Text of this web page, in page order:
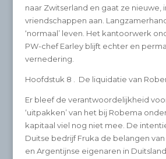
naar Zwitserland en gaat ze nieuwe,
vriendschappen aan.
‘normaal’ leven. Het kantoorwerk
PW-chef Earley blijft echter en
vernedering.
Hoofdstuk 8 . De liquidatie van
Er bleef de verantwoordelijkheid
‘uitpakken’ van het bij Robema
kapitaal viel nog niet mee. De
Duitse bedrijf Fruka de belangen
en Argentijnse eigenaren in